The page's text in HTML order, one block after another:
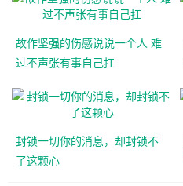
故作坚强的伤感说说一个人 难
过不声张有事自己扛
封锁一切你的消息，却封锁不
了这颗心